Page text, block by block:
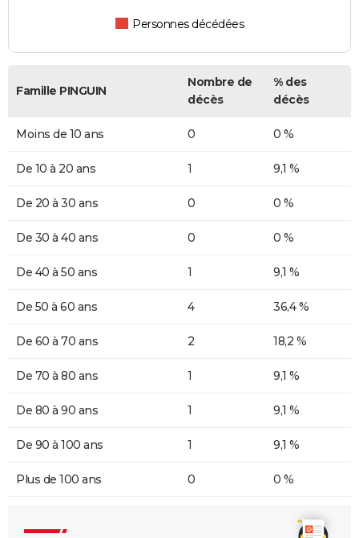
Personnes décédées
Famille PINGUIN
Nombre de
décès
% des
décès
Moins de 10 ans 0 0 %
De 10 à 20 ans 1 9,1 %
De 20 à 30 ans 0 0 %
De 30 à 40 ans 0 0 %
De 40 à 50 ans 1 9,1 %
De 50 à 60 ans 4 36,4 %
De 60 à 70 ans 2 18,2 %
De 70 à 80 ans 1 9,1 %
De 80 à 90 ans 1 9,1 %
De 90 à 100 ans 1 9,1 %
Plus de 100 ans 0 0 %